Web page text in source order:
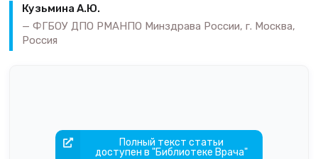
Кузьмина А.Ю.
ФГБОУ ДПО РМАНПО Минздрава России, г. Москва,
Россия
Полный текст статьи
доступен в "Библиотеке Врача"